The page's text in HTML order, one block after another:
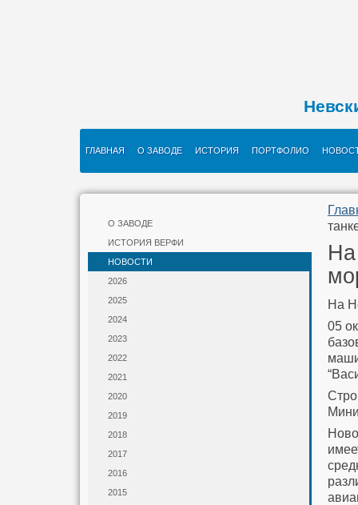
ГЛАВНАЯ О ЗАВОДЕ ИСТОРИЯ ПОРТФОЛИО
О ЗАВОДЕ
ИСТОРИЯ ВЕРФИ
НОВОСТИ
2026
2025
2024
2023
2022
2021
2020
2019
2018
2017
2016
2015
На
На
05